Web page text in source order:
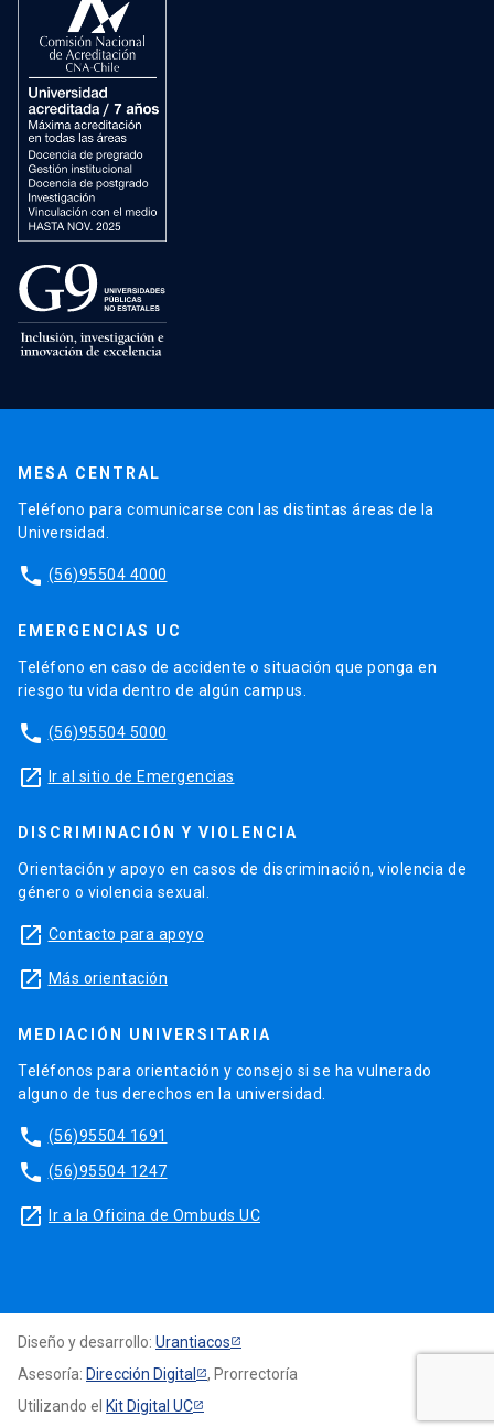
MESA CENTRAL
Teléfono para comunicarse con las distintas áreas de la
Universidad.
phone (56)95504 4000
EMERGENCIAS UC
Teléfono en caso de accidente o situación que ponga en
riesgo tu vida dentro de algún campus.
phone (56)95504 5000
launch Ir al sitio de Emergencias
DISCRIMINACIÓN Y VIOLENCIA
Orientación y apoyo en casos de discriminación, violencia de
género o violencia sexual.
launch Contacto para apoyo
launch Más orientación
MEDIACIÓN UNIVERSITARIA
Teléfonos para orientación y consejo si se ha vulnerado
alguno de tus derechos en la universidad.
phone (56)95504 1691
phone (56)95504 1247
launch Ir a la Oficina de Ombuds UC
Diseño y desarrollo: Urantiacos
Asesoría: Dirección Digital
, Prorrectoría
Utilizando el Kit Digital UC